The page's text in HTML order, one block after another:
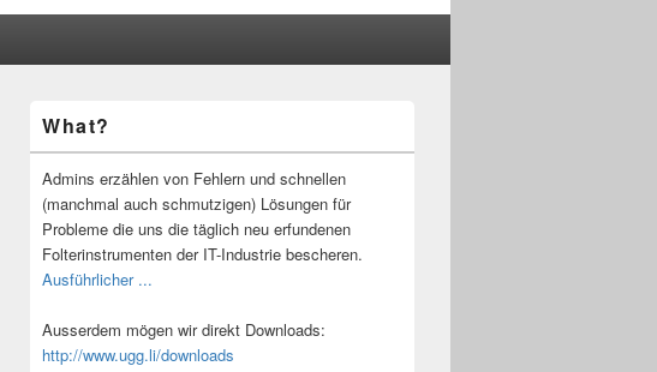
Seitenleisten-
Widgetbereich
What?
Admins erzählen von Fehlern und schnellen
(manchmal auch schmutzigen) Lösungen für
Probleme die uns die täglich neu erfundenen
Folterinstrumenten der IT-Industrie bescheren.
Ausführlicher ...
Ausserdem mögen wir direkt Downloads:
http://www.ugg.li/downloads